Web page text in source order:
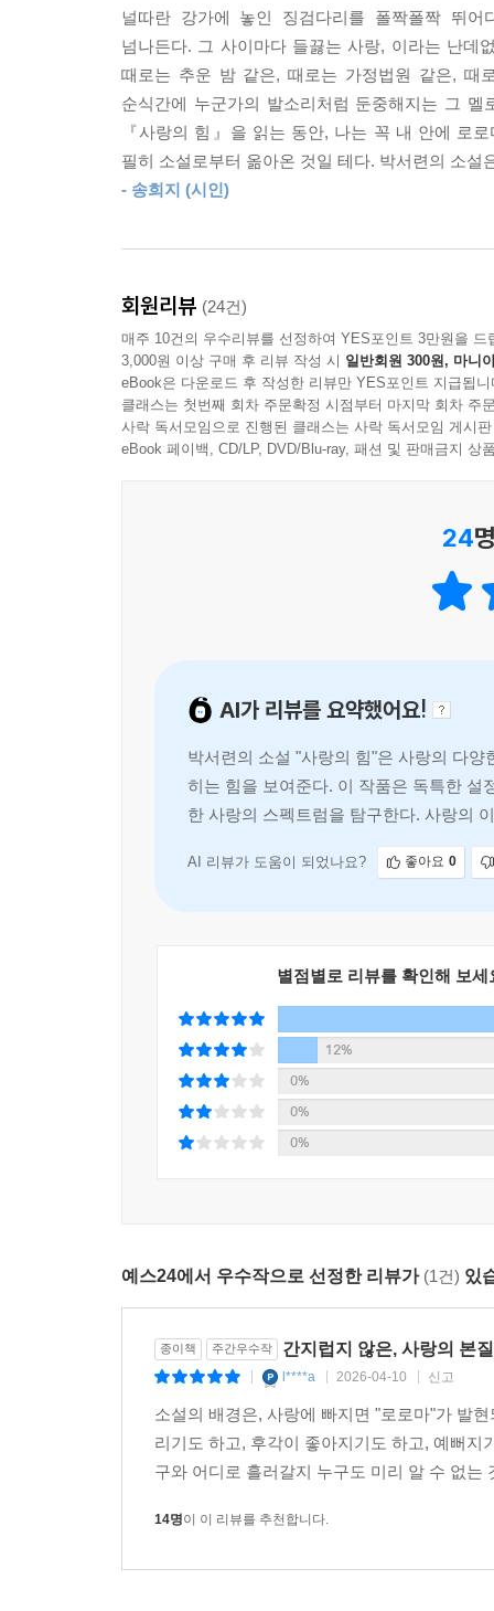
물론 나는 숭배받을 기회를 마다하는 성격이 아니
--- p. 336, 「우주에서 가장 신분 차이 나는 짝사랑
“내가 보기에 AI 데이팅 하는 사람 중에 이게 가
주는가, 문젠 그거야. 중요한 건 실체가 아니라 실
--- p.361,「Love, it’s a bit old-fashioned」중에서
Ep. 3―어떤 사랑의 악마가 있어: “사랑, 그것은
또래 남자들에게는 전혀 마음이 동하지 않는 ‘나
차리고 살라며 아우성친다. 그런 걱정 때문 탓은
그런데 ‘나’는 로로마 반응성이 낮은 경우인 걸
찾아오던데……
Ep. 4―문어와 나: “독점 관계 지향인들의 죄의식
펠리페가 ‘당신’의 손 위에 자신의 손을 포개기 전
Ep. 5―Everything is gross but you: “예수님, 제
마담 ‘툴루즈’는 ‘사랑의 진리’라는 이름의, 능
바구니 따겠어, 이렇게 생각하는 것처럼 사랑
무성애자인 ‘샤시’는 마담의 눈에 불가사의(하고
Ep. 6―드라마: “시간을 돌려도 나는 똑같은 실수
기적과도 같은 첫 만남, 그리고 썸, 고백의 시간을
Ep. 7―우주에서 가장 신분 차이 나는 짝사랑: “이
2001년, ‘나’는 애인의 죽음 이후 괴로워하다
지점에서 한참 떨어진 곳까지 떠내려간다. 그곳
추호도 없다.
엉망”(363쪽)인 나날. ‘나’는 입시도 취업도 잘
만드는 앱은 AI 인격을 생성해 데이트 상대로 삼
헤어지는 게 아니었는데. 미안해. 그때. 정말 미안
묻는다. “오늘 반창회 올 거야?”(383쪽)
작가의 말
부서졌으면서도 사랑을 하려 한다.
이 힘은 늘 내 상상력을 미천한 것으로 만든다.
사랑해.
널따란 강가에 놓인 징검다리를 폴짝폴짝 뛰
넘나든다. 그 사이마다 들끓는 사랑, 이라는 난데
때로는 추운 밤 같은, 때로는 가정법원 같은, 때
순식간에 누군가의 발소리처럼 둔중해지는 그
『사랑의 힘』을 읽는 동안, 나는 꼭 내 안에 로
필히 소설로부터 옮아온 것일 테다. 박서련의 소
- 송희지 (시인)
회원리뷰 (24건)
매주 10건의 우수리뷰를 선정하여 YES포인트 3만원을 드
3,000원 이상 구매 후 리뷰 작성 시 일반회원 300원, 마니
eBook은 다운로드 후 작성한 리뷰만 YES포인트 지급됩니
클래스는 첫번째 회차 주문확정 시점부터 마지막 회차 주
사락 독서모임으로 진행된 클래스는 사락 독서모임 게시
eBook 페이백, CD/LP, DVD/Blu-ray, 패션 및 판매금지 상
24
AI가 리뷰를 요약했어요!
박서련의 소설 "사랑의 힘"은 사랑의 다
히는 힘을 보여준다. 이 작품은 독특한 설
한 사랑의 스펙트럼을 탐구한다. 사랑의
별점별로 리뷰를 확인해 보세
0%
0%
예스24에서 우수작으로 선정한 리뷰가(1건)있
종이책 주간우수작 간지럽지 않은, 사랑의 본
| l****a | 2026-04-10 | 신고
소설의 배경은, 사랑에 빠지면 "로로마"가 발
리기도 하고, 후각이 좋아지기도 하고, 예뻐